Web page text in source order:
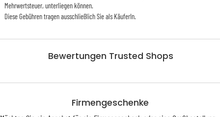
Bewertungen Trusted Shops
Mehrwertsteuer, unterliegen können.
Diese Gebühren tragen ausschließlich Sie als KäuferIn.
Firmengeschenke